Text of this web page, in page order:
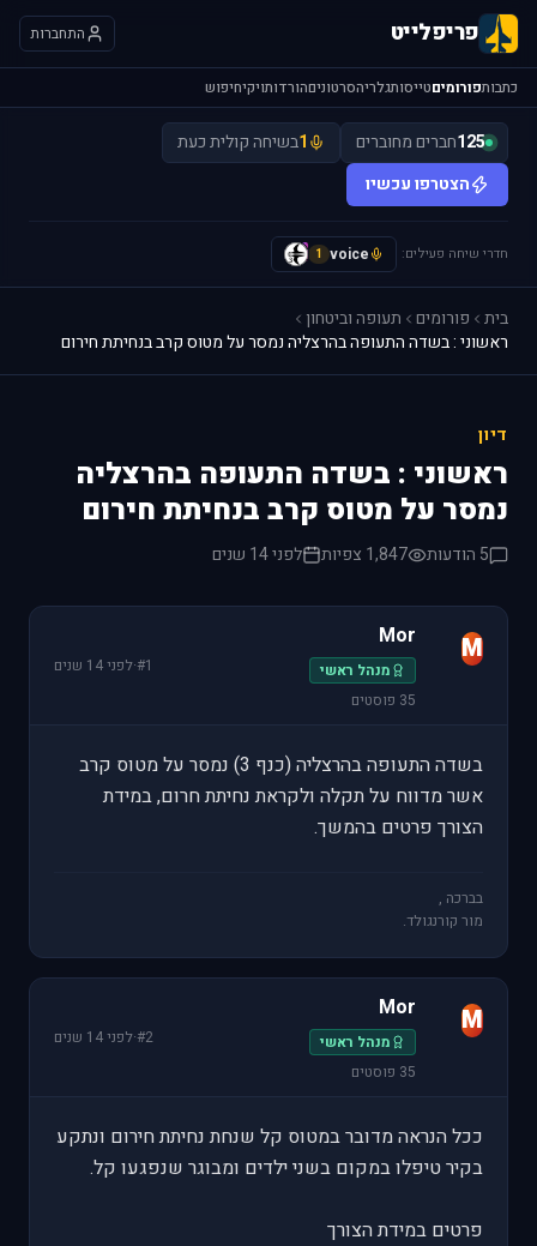
פריפלייט התחברות
כתבותפורומיםטייסותגלריהסרטוניםהורדותויקיחיפוש
125חברים מחוברים 1בשיחה קולית כעת
הצטרפו עכשיו
חדרי שיחה פעילים: voice
1
y
בית פורומים
תעופה וביטחון
ראשוני : בשדה התעופה בהרצליה נמסר על מטוס קרב בנחיתת חירום
דיון
ראשוני : בשדה התעופה בהרצליה
נמסר על מטוס קרב בנחיתת חירום
5 הודעות 1,847 צפיות לפני 14 שנים
M
Mor
מנהל ראשי
35 פוסטים
#1
·לפני 14 שנים
בשדה התעופה בהרצליה (כנף 3) נמסר על מטוס קרב
אשר מדווח על תקלה ולקראת נחיתת חרום, במידת
הצורך פרטים בהמשך.
בברכה ,
מור קורנגולד.
M
Mor
מנהל ראשי
35 פוסטים
#2
·לפני 14 שנים
ככל הנראה מדובר במטוס קל שנחת נחיתת חירום ונתקע
בקיר טיפלו במקום בשני ילדים ומבוגר שנפגעו קל.
פרטים במידת הצורך